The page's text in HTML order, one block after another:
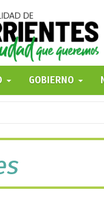
GOBIERNO